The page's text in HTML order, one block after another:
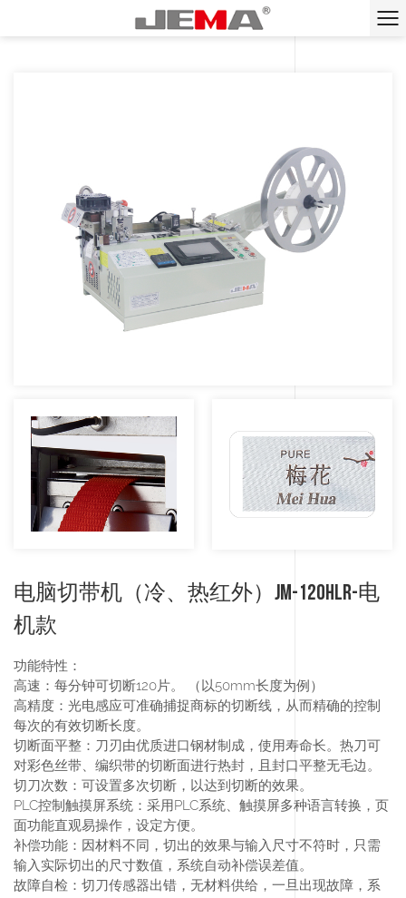
电脑切带机（冷、热红外）JM-120HLR-电
机款
功能特性：
高速：每分钟可切断120片。 （以50mm长度为例）
高精度：光电感应可准确捕捉商标的切断线，从而精确的控制
每次的有效切断长度。
切断面平整：刀刃由优质进口钢材制成，使用寿命长。热刀可
对彩色丝带、编织带的切断面进行热封，且封口平整无毛边。
切刀次数：可设置多次切断，以达到切断的效果。
PLC控制触摸屏系统：采用PLC系统、触摸屏多种语言转换，页
面功能直观易操作，设定方便。
补偿功能：因材料不同，切出的效果与输入尺寸不符时，只需
输入实际切出的尺寸数值，系统自动补偿误差值。
故障自检：切刀传感器出错，无材料供给，一旦出现故障，系